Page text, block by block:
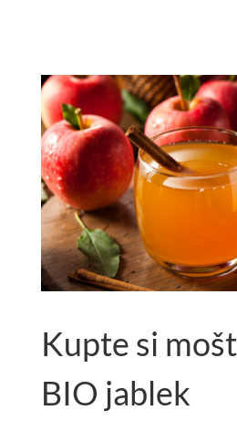
Kupte si
BIO jablek